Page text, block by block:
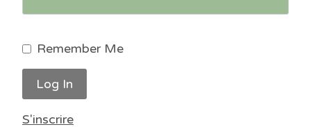
Remember Me
S'inscrire